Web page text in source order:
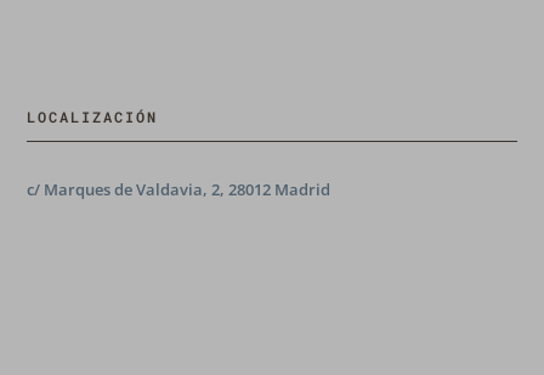
LOCALIZACIÓN
c/ Marques de Valdavia, 2, 28012 Madrid